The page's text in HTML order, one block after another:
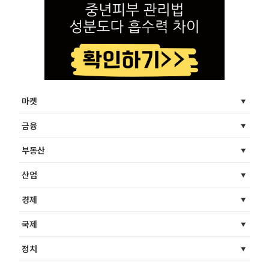
마켓
금융
부동산
산업
경제
국제
정치